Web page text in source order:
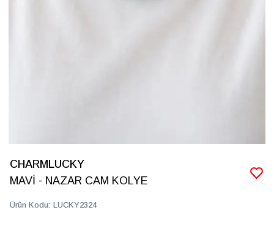
CHARMLUCKY
MAVİ - NAZAR CAM KOLYE
Ürün Kodu: LUCKY2324